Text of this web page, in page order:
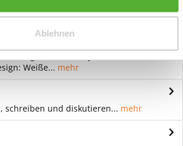
Ablehnen
Design Innentür Style 9 Weißlack mit
Weiße... mehr
schreiben und diskutieren... mehr